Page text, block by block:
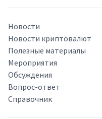
Новости
Новости криптовалют
Полезные материалы
Мероприятия
Обсуждения
Вопрос-ответ
Справочник